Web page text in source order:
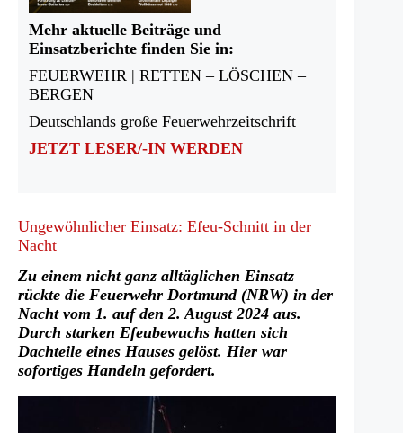
Mehr aktuelle Beiträge und
Einsatzberichte finden Sie in:
FEUERWEHR | RETTEN – LÖSCHEN –
BERGEN
Deutschlands große Feuerwehrzeitschrift
JETZT LESER/-IN WERDEN
Ungewöhnlicher Einsatz: Efeu-Schnitt in der
Nacht
Zu einem nicht ganz alltäglichen Einsatz
rückte die Feuerwehr Dortmund (NRW) in der
Nacht vom 1. auf den 2. August 2024 aus.
Durch starken Efeubewuchs hatten sich
Dachteile eines Hauses gelöst. Hier war
sofortiges Handeln gefordert.